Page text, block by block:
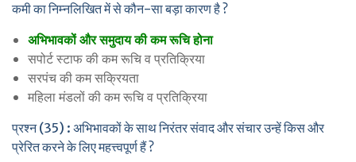
कमी का निम्नलिखित में से कौन-सा बड़ा कारण है ?
अभिभावकों और समुदाय की कम रूचि होना
सपोर्ट स्टाफ की कम रूचि व प्रतिक्रिया
सरपंच की कम सक्रियता
महिला मंडलों की कम रूचि व प्रतिक्रिया
प्रश्न (35) : अभिभावकों के साथ निरंतर संवाद और संचार उन्हें किस और
प्रेरित करने के लिए महत्त्वपूर्ण हैं ?